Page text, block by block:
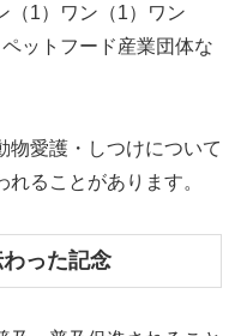
（1）ワン（1）ワン
ットフード産業団体な
物愛護・しつけについて
ることがあります。
った記念